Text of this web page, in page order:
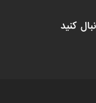
کنید